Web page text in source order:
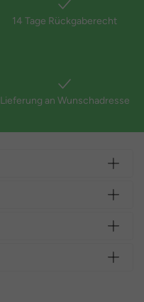
14 Tage Rückgaberecht
Lieferung an Wunschadresse